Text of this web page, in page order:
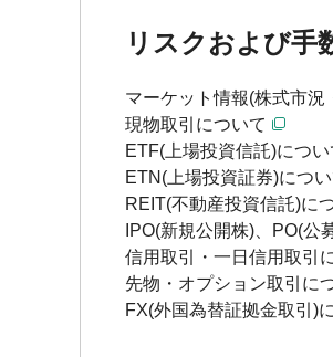
リスクおよび手
マーケット情報(株式市況
現物取引について
ETF(上場投資信託)につい
ETN(上場投資証券)につ
REIT(不動産投資信託)に
IPO(新規公開株)、PO(公
信用取引・一日信用取引
先物・オプション取引に
FX(外国為替証拠金取引)